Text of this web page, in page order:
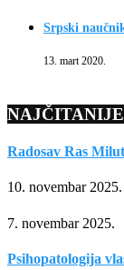
Srpski
13. mart 2020.
NAJČITANIJE
Radosav Ras
10. novembar 2025.
7. novembar 2025.
Psihopatologija